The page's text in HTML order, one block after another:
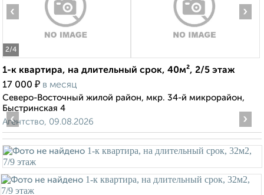
2/4
‹ ›
1-к квартира, на длительный срок, 40м², 2/5 этаж
17 000 ₽ в месяц
Северо-Восточный жилой район, мкр. 34-й микрорайон,
Быстринская 4
Агентство, 09.08.2026
‹ ›